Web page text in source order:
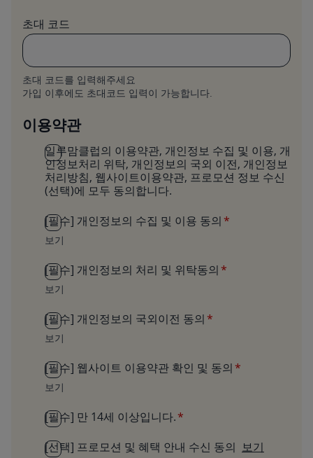
초대 코드
초대 코드를 입력해주세요
가입 이후에도 초대코드 입력이 가능합니다.
이용약관
일루맘클럽의 이용약관, 개인정보 수집 및 이용, 개
인정보처리 위탁, 개인정보의 국외 이전, 개인정보
처리방침, 웹사이트이용약관, 프로모션 정보 수신
(선택)에 모두 동의합니다.
[필수] 개인정보의 수집 및 이용 동의
보기
[필수] 개인정보의 처리 및 위탁동의
보기
[필수] 개인정보의 국외이전 동의
보기
[필수] 웹사이트 이용약관 확인 및 동의
보기
[필수] 만 14세 이상입니다.
[선택] 프로모션 및 혜택 안내 수신 동의 보기